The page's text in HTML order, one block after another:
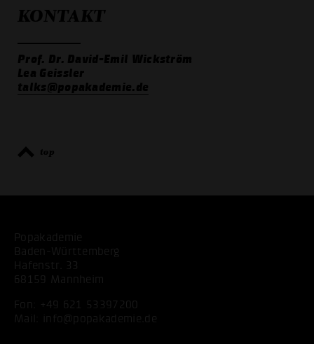
KONTAKT
Prof. Dr. David-Emil Wickström
Lea Geissler
talks@popakademie.de
top
Popakademie
Baden-Württemberg
Hafenstr. 33
68159 Mannheim
Fon:
+49 621 53397200
Mail:
info@popakademie.de